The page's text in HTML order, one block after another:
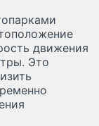
движения
Это